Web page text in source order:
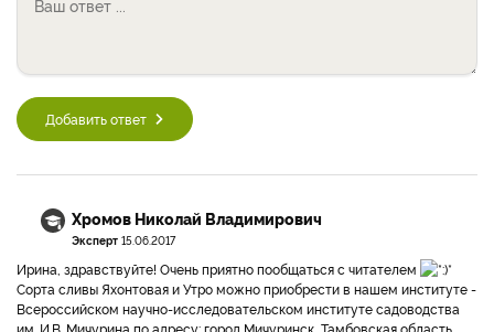
Добавить ответ
Хромов Николай Владимирович
Эксперт 15.06.2017
Ирина, здравствуйте! Очень приятно пообщаться с читателем
Сорта сливы Яхонтовая и Утро можно приобрести в нашем институте -
Всероссийском научно-исследовательском институте садоводства
им. И.В. Мичурина по адресу: город Мичуринск, Тамбовская область,